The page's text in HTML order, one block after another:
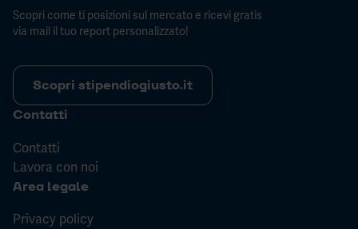
Scopri come ti posizioni sul mercato e ricevi gratis
via mail il tuo report personalizzato!
Scopri stipendiogiusto.it
Contatti
Contatti
Lavora con noi
Area legale
Privacy policy